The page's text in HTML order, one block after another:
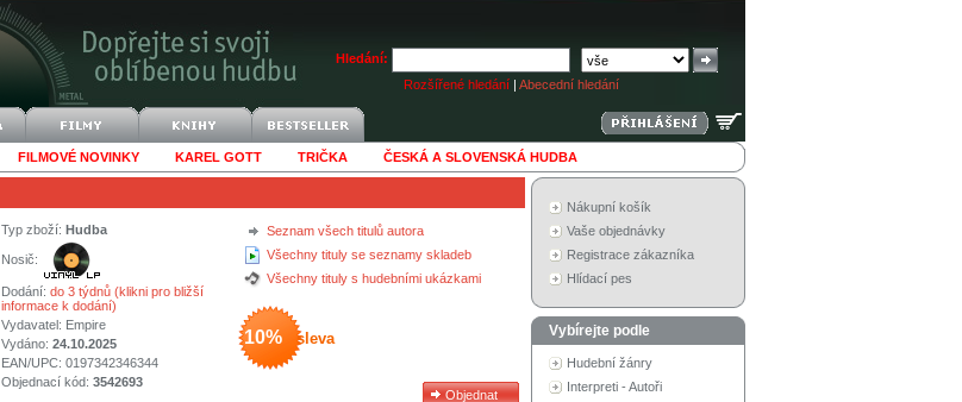
Hledání:
Rozšířené hledání | Abecední hledání
FILMOVÉ NOVINKY KAREL GOTT TRIČKA ČESKÁ A SLOVENSKÁ HUDBA
Seznam všech titulů autora
Všechny tituly se seznamy skladeb
Všechny tituly s hudebními ukázkami
10% sleva
Typ zboží: Hudba
Nosič:
Dodání: do 3 týdnů (klikni pro bližší
informace k dodání)
Vydavatel: Empire
Vydáno: 24.10.2025
EAN/UPC: 0197342346344
Objednací kód: 3542693
Nákupní košík
Vaše objednávky
Registrace zákazníka
Hlídací pes
Vybírejte podle
Hudební žánry
Interpreti - Autoři